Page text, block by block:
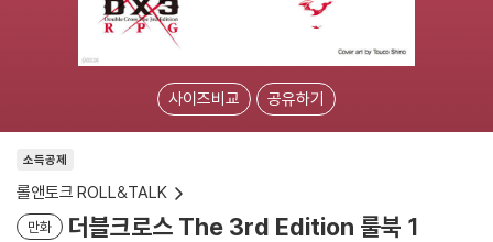
사이즈비교 공유하기
소득공제
롤앤토크 ROLL&TALK
만화 더블크로스 The 3rd Edition 룰북 1